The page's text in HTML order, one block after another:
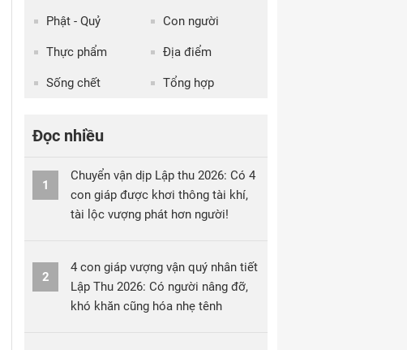
Phật - Quỷ Con người
Thực phẩm Địa điểm
Sống chết Tổng hợp
Đọc nhiều
1
Chuyển vận dịp Lập thu 2026: Có 4
con giáp được khơi thông tài khí,
tài lộc vượng phát hơn người!
2
4 con giáp vượng vận quý nhân tiết
Lập Thu 2026: Có người nâng đỡ,
khó khăn cũng hóa nhẹ tênh